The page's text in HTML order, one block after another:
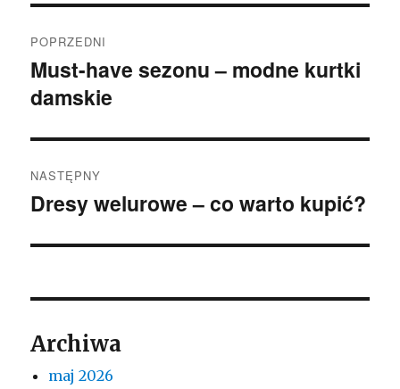
wpisu
POPRZEDNI
Poprzedni
wpis:
Must-have sezonu – modne kurtki
damskie
NASTĘPNY
Następny
Dresy welurowe – co warto kupić?
Archiwa
maj 2026